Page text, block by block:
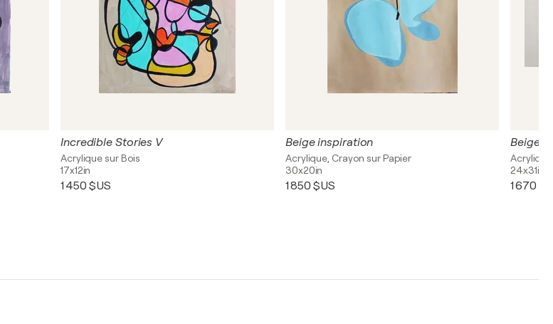
Incredible Stories V
Acrylique sur Bois
17x12in
1 450 $US
Beige inspiration
Acrylique, Crayon sur Papier
30x20in
1 850 $US
Beige
24x31in
1 670